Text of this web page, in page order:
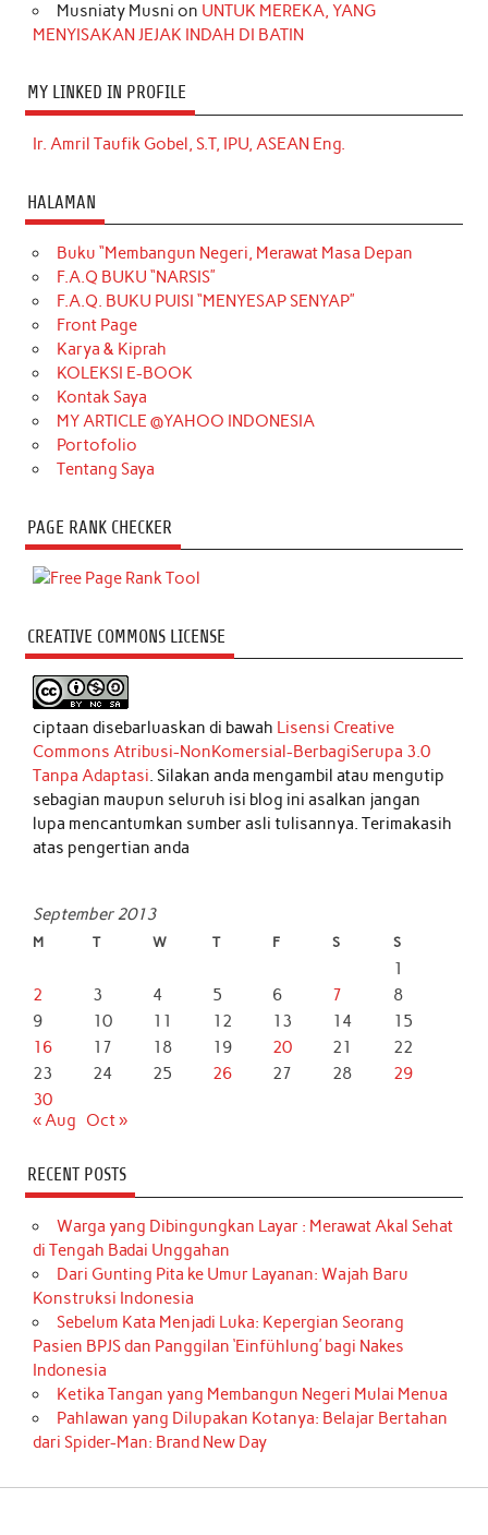
Musniaty Musni on UNTUK MEREKA, YANG
MENYISAKAN JEJAK INDAH DI BATIN
MY LINKED IN PROFILE
Ir. Amril Taufik Gobel, S.T, IPU, ASEAN Eng.
HALAMAN
Buku “Membangun Negeri, Merawat Masa Depan
F.A.Q BUKU “NARSIS”
F.A.Q. BUKU PUISI “MENYESAP SENYAP”
Front Page
Karya & Kiprah
KOLEKSI E-BOOK
Kontak Saya
MY ARTICLE @YAHOO INDONESIA
Portofolio
Tentang Saya
PAGE RANK CHECKER
CREATIVE COMMONS LICENSE
ciptaan disebarluaskan di bawah Lisensi Creative
Commons Atribusi-NonKomersial-BerbagiSerupa 3.0
Tanpa Adaptasi. Silakan anda mengambil atau mengutip
sebagian maupun seluruh isi blog ini asalkan jangan
lupa mencantumkan sumber asli tulisannya. Terimakasih
atas pengertian anda
September 2013
M T W T F S S
1
2
3 4 5 6 7
8
9
10 11 12 13 14
15
16
17 18 19 20 21
22
23
24 25 26 27 28
29
30
« Aug
Oct »
RECENT POSTS
Warga yang Dibingungkan Layar : Merawat Akal Sehat
di Tengah Badai Unggahan
Dari Gunting Pita ke Umur Layanan: Wajah Baru
Konstruksi Indonesia
Sebelum Kata Menjadi Luka: Kepergian Seorang
Pasien BPJS dan Panggilan ‘Einfühlung’ bagi Nakes
Indonesia
Ketika Tangan yang Membangun Negeri Mulai Menua
Pahlawan yang Dilupakan Kotanya: Belajar Bertahan
dari Spider-Man: Brand New Day